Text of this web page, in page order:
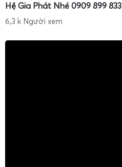
Hệ Gia Phát Nhé 0909 899 833
6,3 k Người xem